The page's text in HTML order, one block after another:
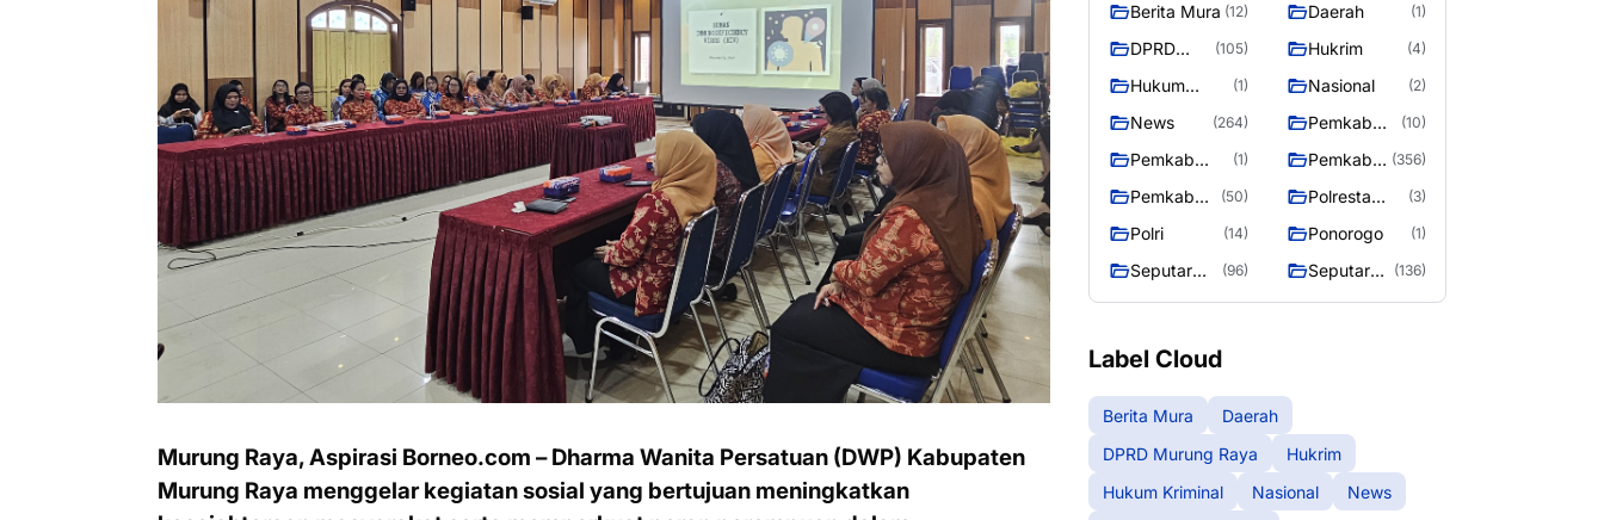
Murung Raya, Aspirasi Borneo.com – Dharma Wanita Persatuan (DWP) Kabupaten
Murung Raya menggelar kegiatan sosial yang bertujuan meningkatkan
Berita Mura (12) Daerah (1)
DPRD
Raya
(105) Hukrim (4)
Hukum
(1) Nasional (2)
News (264)
Pemkab
Barito Utara
(10)
Pemkab
murung raya
(1)
Pemkab
Raya
(356)
Pemkab
Raya 4
(50)
Polresta
Raya
(3)
Polri (14) Ponorogo (1)
Seputar
Raya
(96)
Seputar
(136)
Label Cloud
Berita Mura
Daerah
DPRD Murung Raya
Hukrim
Hukum Kriminal
Nasional
News